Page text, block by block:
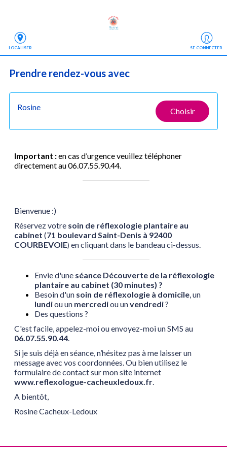
LOCALISER SE CONNECTER
Prendre rendez-vous avec
Choisir
Rosine
Important :en cas d’urgence veuillez téléphoner
directement au 06.07.55.90.44.
Bienvenue :)
Réservez votre soin de réflexologie plantaire au
cabinet (71 boulevard Saint-Denis à 92400
COURBEVOIE) en cliquant dans le bandeau ci-dessus.
Envie d'une séance Découverte de la réflexologie
plantaire au cabinet (30 minutes) ?
Besoin d'un soin de réflexologie à domicile, un
lundiou un mercrediou unvendredi?
Des questions ?
C'est facile, appelez-moi ou envoyez-moi un SMS au
06.07.55.90.44.
Si je suis déjà en séance, n’hésitez pas à me laisser un
message avec vos coordonnées. Ou bien utilisez le
formulaire de contact sur mon site internet
www.reflexologue-cacheuxledoux.fr.
A bientôt,
Rosine Cacheux-Ledoux